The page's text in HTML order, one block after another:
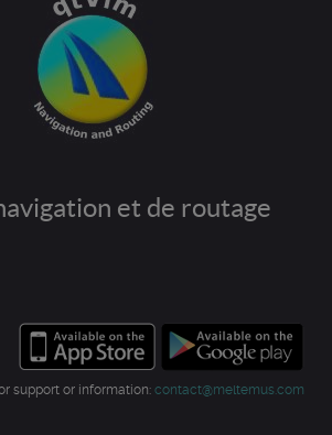
et de routage
support or information: contact@meltemus.com